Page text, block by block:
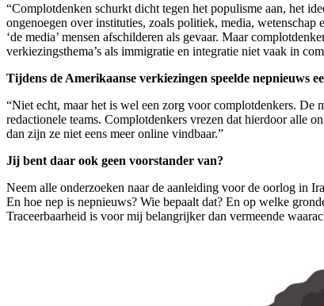
“Complotdenken schurkt dicht tegen het populisme aan, het
ongenoegen over instituties, zoals politiek, media,
‘de media’ mensen afschilderen als gevaar. Maar
verkiezingsthema’s als immigratie en integratie niet vaak in
Tijdens de Amerikaanse verkiezingen speelde nepnieuws
“Niet echt, maar het is wel een zorg voor complotdenkers. De
redactionele teams. Complotdenkers vrezen dat hierdoor alle
dan zijn ze niet eens meer online vindbaar.”
Jij bent daar ook geen voorstander van?
Neem alle onderzoeken naar de aanleiding voor de oorlog in
En hoe nep is nepnieuws? Wie bepaalt dat? En op welke
Traceerbaarheid is voor mij belangrijker dan vermeende